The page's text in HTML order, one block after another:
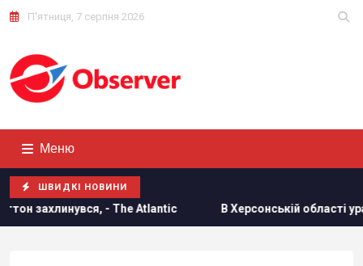
П'ятниця, 7 серпня 2026
Меню
ШВИДКІ НОВИНИ
- The Atlantic В Херсонській області уражено базу ФСБ